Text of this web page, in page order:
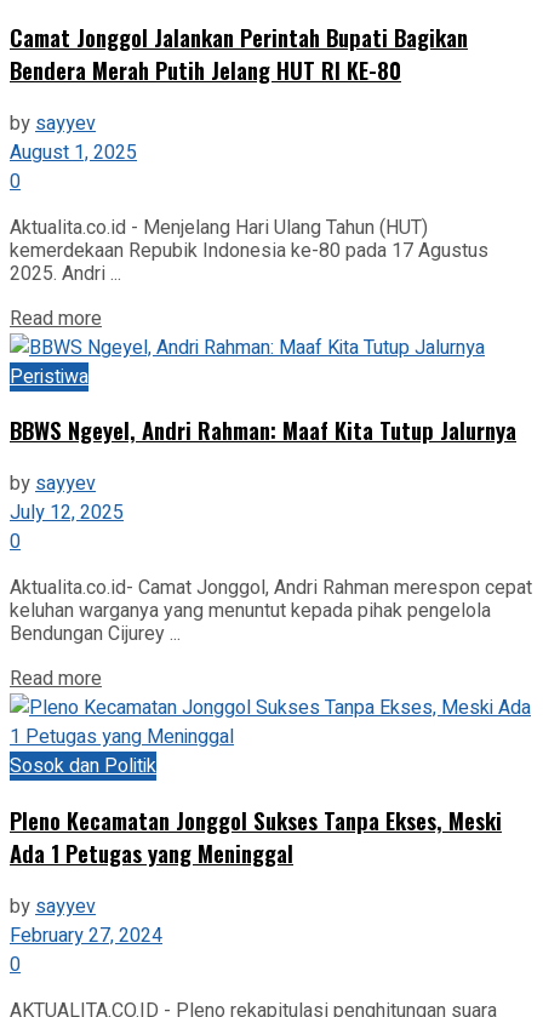
Camat Jonggol Jalankan Perintah Bupati Bagikan
Bendera Merah Putih Jelang HUT RI KE-80
by sayyev
August 1, 2025
0
Aktualita.co.id - Menjelang Hari Ulang Tahun (HUT)
kemerdekaan Repubik Indonesia ke-80 pada 17 Agustus
2025. Andri ...
Read more
Peristiwa
BBWS Ngeyel, Andri Rahman: Maaf Kita Tutup Jalurnya
bysayyev
July 12, 2025
0
Aktualita.co.id- Camat Jonggol, Andri Rahman merespon cepat
keluhan warganya yang menuntut kepada pihak pengelola
Bendungan Cijurey ...
Read more
Sosok dan Politik
Pleno Kecamatan Jonggol Sukses Tanpa Ekses, Meski
Ada 1 Petugas yang Meninggal
by sayyev
February 27, 2024
0
AKTUALITA.CO.ID - Pleno rekapitulasi penghitungan suara